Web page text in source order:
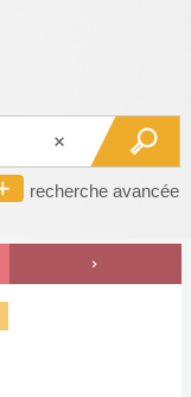
recherche avancée